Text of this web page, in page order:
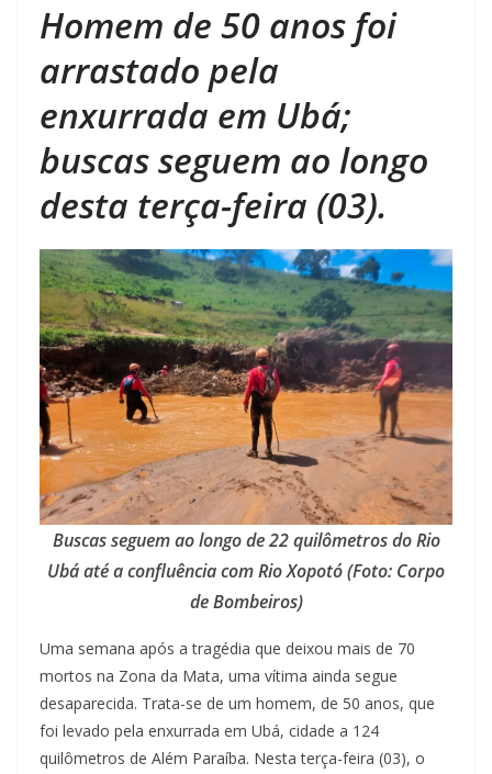
Homem de 50 anos foi
arrastado pela
enxurrada em Ubá;
buscas seguem ao longo
desta terça-feira (03).
Buscas seguem ao longo de 22 quilômetros do Rio
Ubá até a confluência com Rio Xopotó (Foto: Corpo
de Bombeiros)
Uma semana após a tragédia que deixou mais de 70
mortos na Zona da Mata, uma vítima ainda segue
desaparecida. Trata-se de um homem, de 50 anos, que
foi levado pela enxurrada em Ubá, cidade a 124
quilômetros de Além Paraíba. Nesta terça-feira (03), o